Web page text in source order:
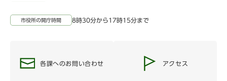
市役所の開庁時間 8時30分から17時15分まで
各課へのお問い合わせ アクセス